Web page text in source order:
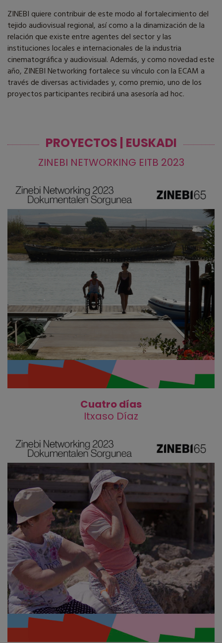
ZINEBI quiere contribuir de este modo al fortalecimiento del
tejido audiovisual regional, así como a la dinamización de la
relación que existe entre agentes del sector y las
instituciones locales e internacionales de la industria
cinematográfica y audiovisual. Además, y como novedad este
año, ZINEBI Networking fortalece su vínculo con la ECAM a
través de diversas actividades y, como premio, uno de los
proyectos participantes recibirá una asesoría ad hoc.
PROYECTOS | EUSKADI
ZINEBI NETWORKING EITB 2023
Cuatro días
Itxaso Díaz